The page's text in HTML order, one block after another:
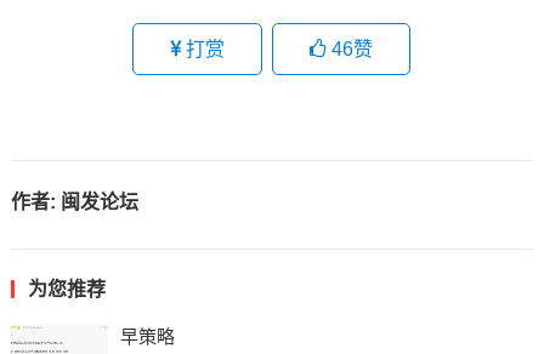
打赏 46赞
作者: 闽发论坛
为您推荐
早策略